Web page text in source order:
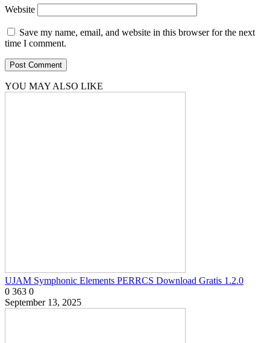
Website
Save my name, email, and website in this browser for the next
time I comment.
YOU MAY ALSO LIKE
UJAM Symphonic Elements PERRCS Download Gratis 1.2.0
0 363 0
September 13, 2025